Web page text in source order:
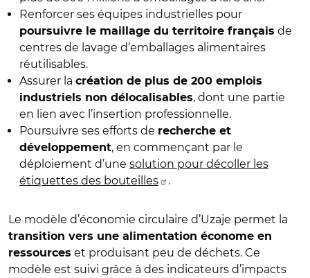
Renforcer ses équipes industrielles pour
poursuivre le maillage du territoire français de
centres de lavage d’emballages alimentaires
réutilisables.
Assurer la création de plus de 200 emplois
industriels non délocalisables, dont une partie
en lien avec l’insertion professionnelle.
Poursuivre ses efforts de recherche et
développement, en commençant par le
déploiement d’une solution pour décoller les
étiquettes des bouteilles
.
Le modèle d’économie circulaire d’Uzaje permet la
transition vers une alimentation économe en
ressources et produisant peu de déchets. Ce
modèle est suivi grâce à des indicateurs d’impacts